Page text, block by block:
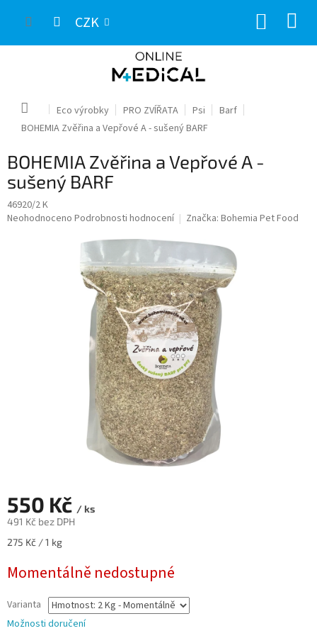
CZK
Domů Eco výrobky PRO ZVÍŘATA Psi
Barf
BOHEMIA Zvěřina a Vepřové A - sušený BARF
BOHEMIA Zvěřina a Vepřové A -
sušený BARF
46920/2 K
Průměrné
Neohodnoceno Podrobnosti hodnocení Značka: Bohemia Pet Food
550 Kč / ks
491 Kč bez DPH
Měrná
275 Kč / 1 kg
Momentálně nedostupné
Varianta
Možnosti doručení